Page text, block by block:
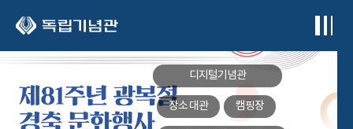
디지털기념관
장소 대관 캠핑장